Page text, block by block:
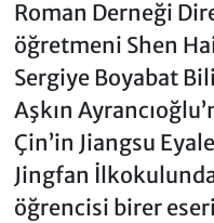
Roman Derneği
öğretmeni Shen
Sergiye Boyabat
Aşkın
Çin’in Jiangsu
Jingfan
öğrencisi birer